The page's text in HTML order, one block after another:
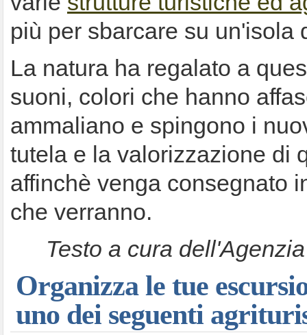
più per sbarcare su un'isola
La natura ha regalato a
suoni, colori che hanno
ammaliano e spingono i
tutela e la valorizzazione di
affinchè venga consegnato
che verranno.
Testo a cura
Organizza le tue
uno dei seguenti